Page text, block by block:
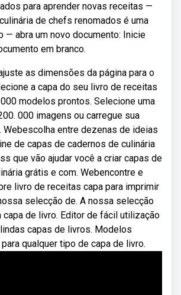
para aprender novas receitas —
de chefs renomados é uma
— abra um novo documento: Inicie
em branco.
as dimensões da página para o
a capa do seu livro de receitas
modelos prontos. Selecione uma
000 imagens ou carregue sua
Webescolha entre dezenas de ideias
de capas de cadernos de culinária
que vão ajudar você a criar capas de
grátis e com. Webencontre e
livro de receitas capa para imprimir
selecção de. A nossa selecção
capa de livro. Editor de fácil utilização
capas de livros. Modelos
qualquer tipo de capa de livro.